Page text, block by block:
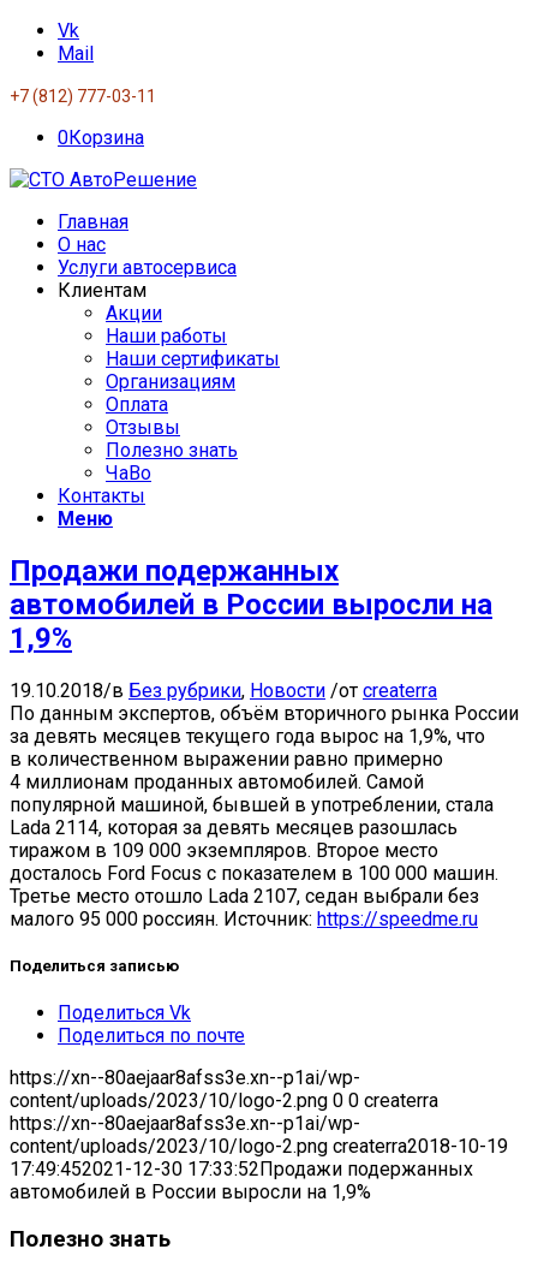
Vk
Mail
+7 (812) 777-03-11
0Корзина
Главная
О нас
Услуги автосервиса
Клиентам
Акции
Наши работы
Наши сертификаты
Организациям
Оплата
Отзывы
Полезно знать
ЧаВо
Контакты
Меню
Продажи подержанных
автомобилей в России выросли на
1,9%
19.10.2018/в Без рубрики, Новости /от createrra
По данным экспертов, объём вторичного рынка России
за девять месяцев текущего года вырос на 1,9%, что
в количественном выражении равно примерно
4 миллионам проданных автомобилей. Самой
популярной машиной, бывшей в употреблении, стала
Lada 2114, которая за девять месяцев разошлась
тиражом в 109 000 экземпляров. Второе место
досталось Ford Focus с показателем в 100 000 машин.
Третье место отошло Lada 2107, седан выбрали без
малого 95 000 россиян. Источник: https://speedme.ru
Поделиться записью
Поделиться Vk
Поделиться по почте
https://xn--80aejaar8afss3e.xn--p1ai/wp-
content/uploads/2023/10/logo-2.png 0 0 createrra
https://xn--80aejaar8afss3e.xn--p1ai/wp-
content/uploads/2023/10/logo-2.png createrra2018-10-19
17:49:452021-12-30 17:33:52 Продажи подержанных
автомобилей в России выросли на 1,9%
Полезно знать